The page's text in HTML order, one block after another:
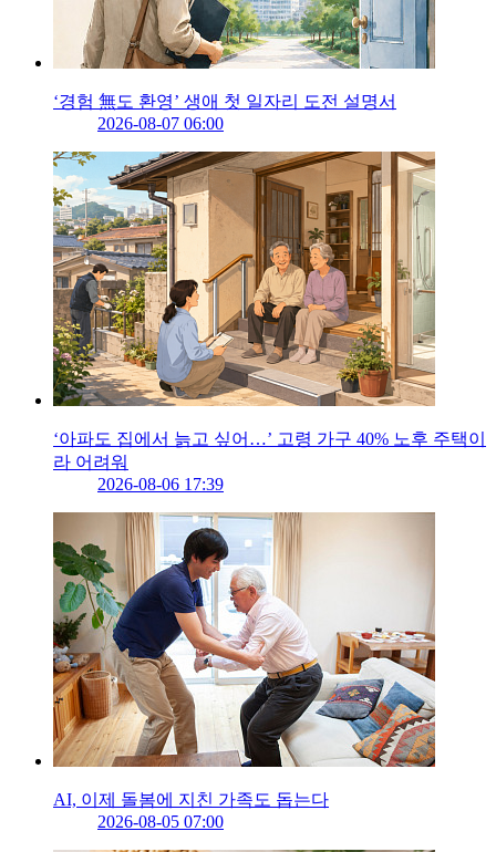
‘경험 無도 환영’ 생애 첫 일자리 도전 설명서
2026-08-07 06:00
‘아파도 집에서 늙고 싶어…’ 고령 가구 40% 노후 주택이
라 어려워
2026-08-06 17:39
AI, 이제 돌봄에 지친 가족도 돕는다
2026-08-05 07:00